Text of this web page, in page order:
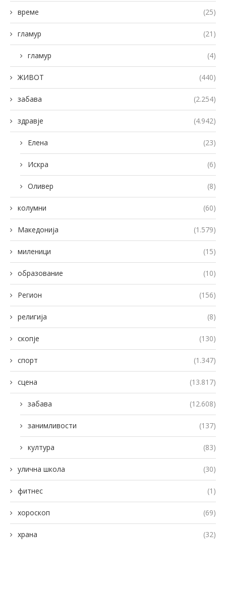
време (25)
гламур (21)
гламур (4)
ЖИВОТ (440)
забава (2.254)
здравје (4.942)
Елена (23)
Искра (6)
Оливер (8)
колумни (60)
Македонија (1.579)
миленици (15)
образование (10)
Регион (156)
религија (8)
скопје (130)
спорт (1.347)
сцена (13.817)
забава (12.608)
занимливости (137)
култура (83)
улична школа (30)
фитнес (1)
хороскоп (69)
храна (32)